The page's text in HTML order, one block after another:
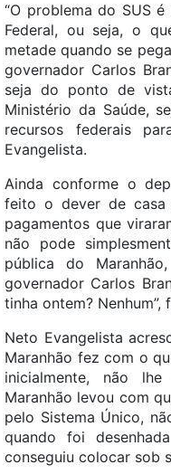
“O problema do SUS
Federal, ou seja, o
metade quando se
governador Carlos
seja do ponto de
Ministério da Saúde,
recursos federais
Evangelista.
Ainda conforme o
feito o dever de
pagamentos que
não pode
pública do
governador Carlos
tinha ontem? Nenhum”,
Neto Evangelista
Maranhão fez com o
inicialmente, não
Maranhão levou com
pelo Sistema Único,
quando foi
conseguiu colocar sob